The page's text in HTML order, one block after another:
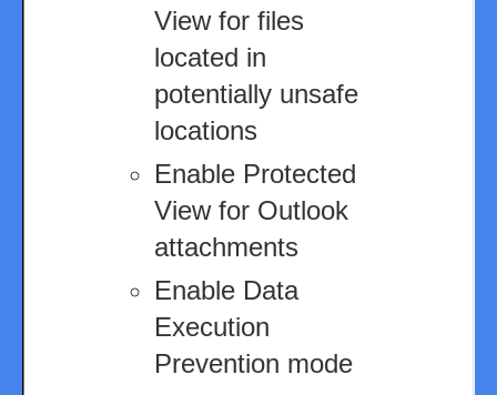
View for files
located in
potentially unsafe
locations
Enable Protected
View for Outlook
attachments
Enable Data
Execution
Prevention mode